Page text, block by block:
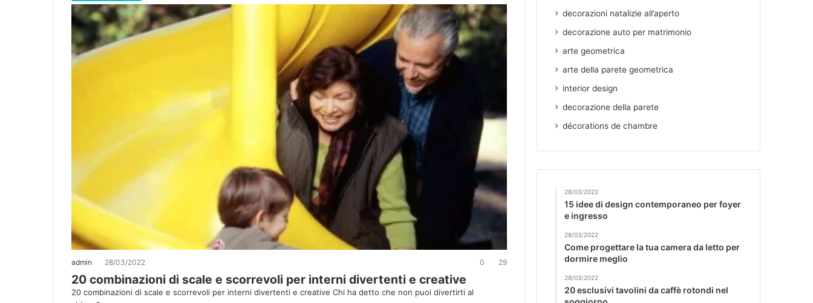
admin 28/03/2022 0 29
20 combinazioni di scale e scorrevoli per interni divertenti e creative
20 combinazioni di scale e scorrevoli per interni divertenti e creative Chi ha detto che non puoi divertirti al
decorazioni natalizie all’aperto
decorazione auto per matrimonio
arte geometrica
arte della parete geometrica
interior design
decorazione della parete
décorations de chambre
28/03/2022
15 idee di design contemporaneo per foyer
e ingresso
28/03/2022
Come progettare la tua camera da letto per
dormire meglio
28/03/2022
20 esclusivi tavolini da caffè rotondi nel